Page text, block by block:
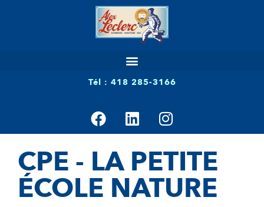
Tél : 418 285-3166
CPE - LA PETITE
ÉCOLE NATURE